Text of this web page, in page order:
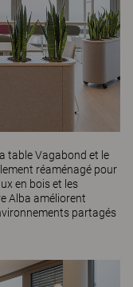
tableVagabond et le
réaménagé pour
en bois et les
Alba améliorent
partagés